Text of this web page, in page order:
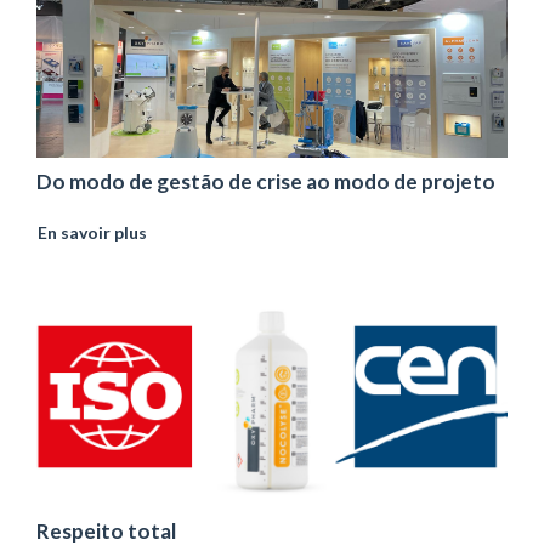
Do modo de gestão de crise ao modo de projeto
En savoir plus
Respeito total